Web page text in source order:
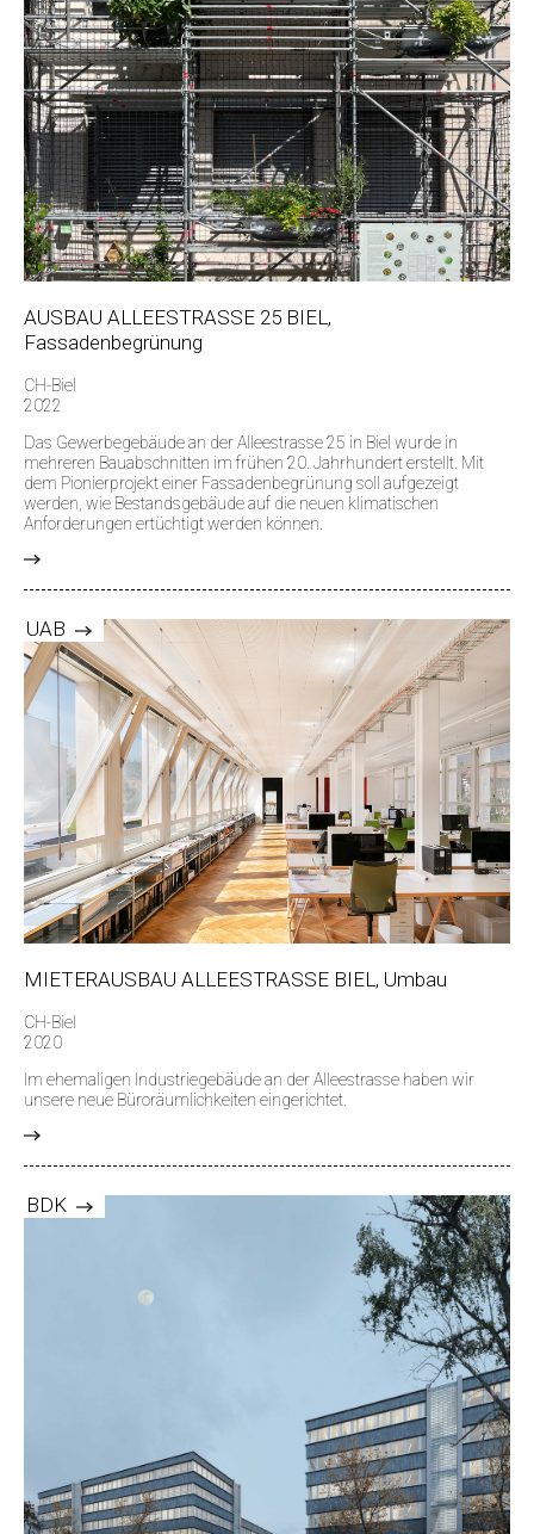
AUSBAU ALLEESTRASSE 25 BIEL,
Fassadenbegrünung
CH-Biel
2022
Das Gewerbegebäude an der Alleestrasse 25 in Biel wurde in
mehreren Bauabschnitten im frühen 20. Jahrhundert erstellt. Mit
dem Pionierprojekt einer Fassadenbegrünung soll aufgezeigt
werden, wie Bestandsgebäude auf die neuen klimatischen
Anforderungen ertüchtigt werden können.
UAB
MIETERAUSBAU ALLEESTRASSE BIEL, Umbau
CH-Biel
2020
Im ehemaligen Industriegebäude an der Alleestrasse haben wir
unsere neue Büroräumlichkeiten eingerichtet.
BDK